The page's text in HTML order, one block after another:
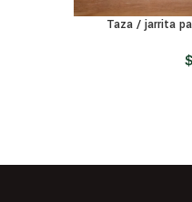
Taza / jarrita